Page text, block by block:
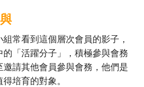
常看到這個層次會員的影子，
「活躍分子」，積極參與會務
邀請其他會員參與會務，他們是
培育的對象。